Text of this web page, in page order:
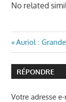
No related
de
l’article
Article
précédent
:
Auriol :
RÉPONDRE
Votre adresse